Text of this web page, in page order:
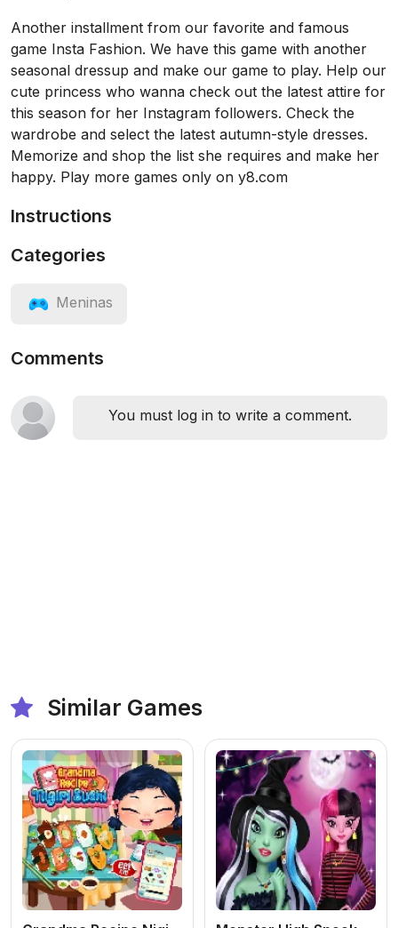
Another installment from our favorite and famous
game Insta Fashion. We have this game with another
seasonal dressup and make our game to play. Help our
cute princess who wanna check out the latest attire for
this season for her Instagram followers. Check the
wardrobe and select the latest autumn-style dresses.
Memorize and shop the list she requires and make her
happy. Play more games only on y8.com
Instructions
Categories
Meninas
Comments
You must log in to write a comment.
Similar Games